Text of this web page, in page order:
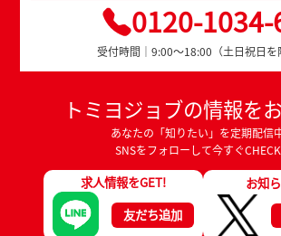
0120-
受付時間｜9:00～18:00（土日祝日を
トミヨジョブの情報を
あなたの「知りたい」を定期配信
SNSをフォローして今すぐCHECK
求人情報をGET!
友だち追加
お知